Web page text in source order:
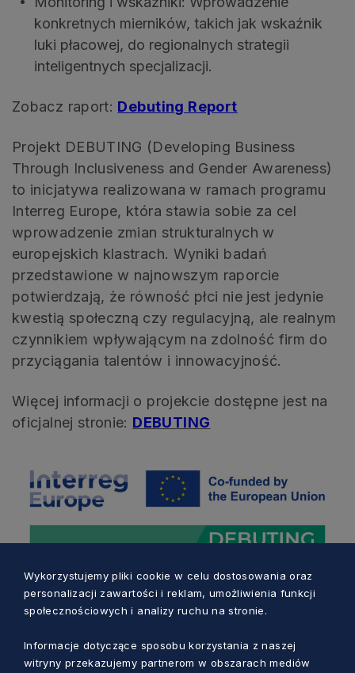
konkretnych mierników, takich jak wskaźnik
luki płacowej, do regionalnych strategii
inteligentnych specjalizacji.
Zobacz raport: Debuting Report
Projekt DEBUTING (Developing Business
Through Inclusiveness and Gender Awareness)
to inicjatywa realizowana w ramach programu
Interreg Europe, która stawia sobie za cel
wprowadzenie zmian strukturalnych w
europejskich klastrach. Wyniki badań
przedstawione w najnowszym raporcie
potwierdzają, że równość płci nie jest jedynie
kwestią społeczną czy regulacyjną, ale realnym
czynnikiem wpływającym na zdolność firm do
przyciągania talentów i innowacyjność.
Więcej informacji o projekcie dostępne jest na
oficjalnej stronie: DEBUTING
Zobacz również
Wykorzystujemy pliki cookie w celu dostosowania oraz
personalizacji zawartości i reklam, umożliwienia funkcji
społecznościowych i analizy ruchu na stronie.
Informacje dotyczące sposobu korzystania z naszej
witryny przekazujemy partnerom w obszarach mediów